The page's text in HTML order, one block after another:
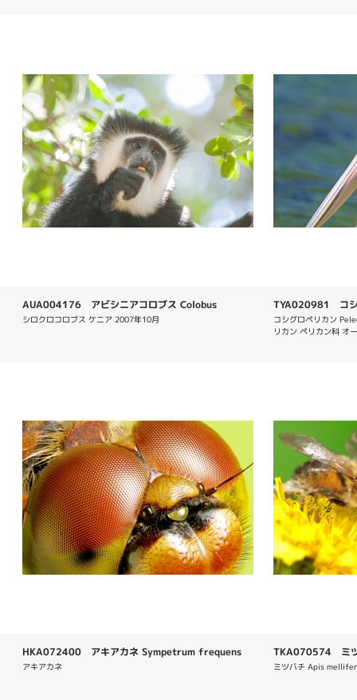
AUA004176 アビシニアコロブス Colobus
guereza
シロクロコロブス ケニア 2007年10月
TYA020981 コシ
conspicillatus
コシグロペリカン
リカン ペリカン科 オ
HKA072400 アキアカネ Sympetrum frequens
アキアカネ
TKA070574 ミ
ミツバチ Apis